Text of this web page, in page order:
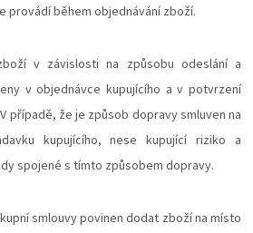
provádí během objednávání zboží.
v závislosti na způsobu odeslání a
v objednávce kupujícího a v potvrzení
případě, že je způsob dopravy smluven na
kupujícího, nese kupující riziko a
spojené s tímto způsobem dopravy.
smlouvy povinen dodat zboží na místo